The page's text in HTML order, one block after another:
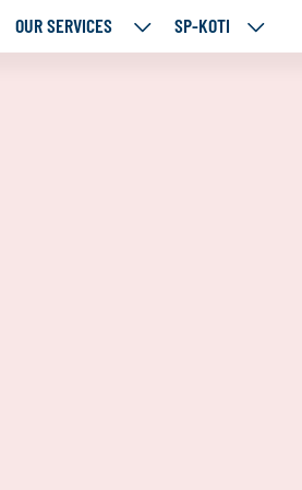
OUR SERVICES
OUR
SP-KOTI
SP-